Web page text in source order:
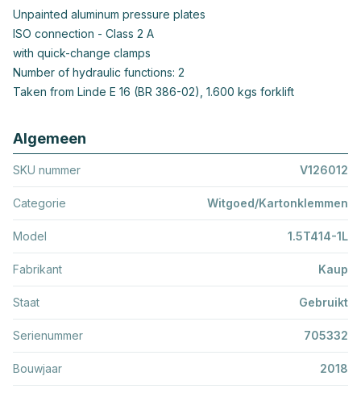
Unpainted aluminum pressure plates
ISO connection - Class 2 A
with quick-change clamps
Number of hydraulic functions: 2
Taken from Linde E 16 (BR 386-02), 1.600 kgs forklift
Algemeen
SKU nummer V126012
Categorie Witgoed/Kartonklemmen
Model 1.5T414-1L
Fabrikant Kaup
Staat Gebruikt
Serienummer 705332
Bouwjaar 2018